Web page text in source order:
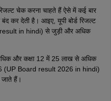
चेक करना चाहते हैं ऐसे में कई बार
कर देती है। आइए, यूपी बोर्ड रिजल्ट
in hindi) से जुड़ी और अधिक
और कक्षा 12 में 25 लाख से अधिक
(UP Board result 2026 in hindi)
हैं।